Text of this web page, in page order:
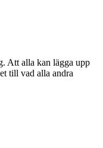
Att alla kan lägga upp
till vad alla andra